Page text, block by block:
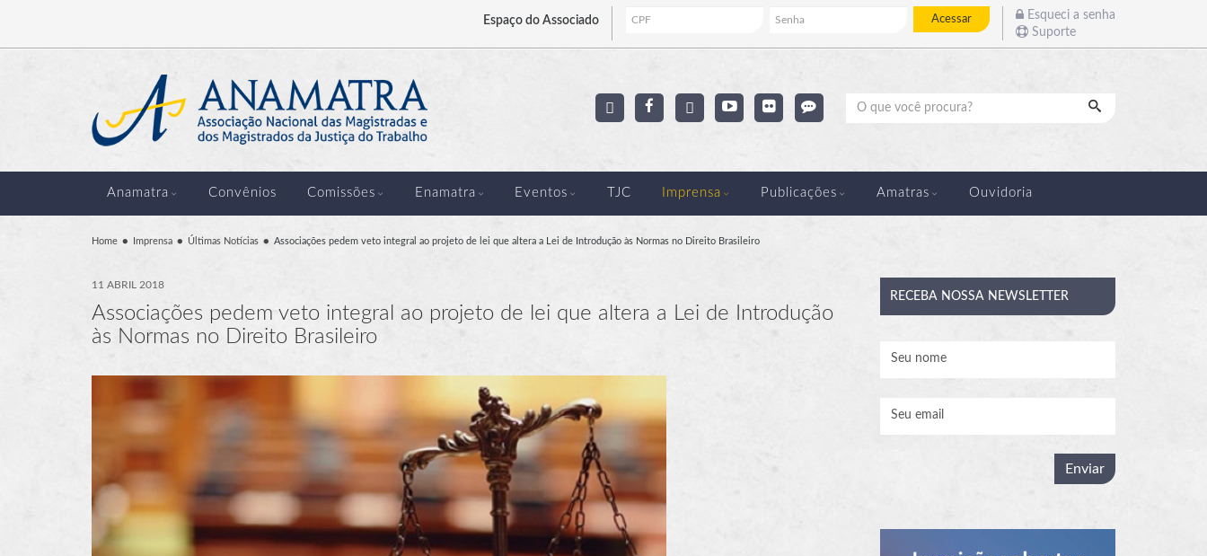
Espaço do Associado Acessar
Esqueci a senha
Suporte
Pesquisar
Anamatra Convênios Comissões Enamatra Eventos TJC Imprensa Publicações Amatras Ouvidoria
Home Imprensa Últimas Notícias Associações pedem veto integral ao projeto de lei que altera a Lei de Introdução às Normas no Direito Brasileiro
11 ABRIL 2018
Associações pedem veto integral ao projeto de lei que altera a Lei de Introdução
às Normas no Direito Brasileiro
RECEBA NOSSA NEWSLETTER